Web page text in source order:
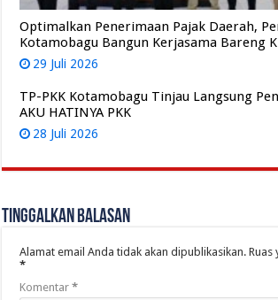
Optimalkan Penerimaan Pajak Daerah,
Kotamobagu Bangun Kerjasama Bareng
29 Juli 2026
TP-PKK Kotamobagu Tinjau Langsung
AKU HATINYA PKK
28 Juli 2026
Tinggalkan Balasan
Alamat email Anda tidak akan dipublikasikan. Ruas
*
Komentar*